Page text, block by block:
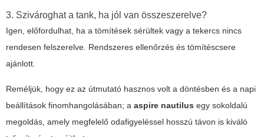
3. Szivároghat a tank, ha jól van összeszerelve?
Igen, előfordulhat, ha a tömítések sérültek vagy a tekercs nincs
rendesen felszerelve. Rendszeres ellenőrzés és tömítéscsere
ajánlott.
Reméljük, hogy ez az útmutató hasznos volt a döntésben és a napi
beállítások finomhangolásában; a aspire nautilus egy sokoldalú
megoldás, amely megfelelő odafigyeléssel hosszú távon is kiváló